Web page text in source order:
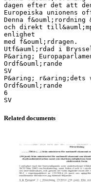
dagen efter det att
Europeiska unionens
Denna
och direkt
enlighet
med f&ouml;rdragen.
Utf&auml;rdad i
P&aring;
Ordf&ouml;rande
SV
P&aring; r&aring;dets
Ordf&ouml;rande
6
Related documents